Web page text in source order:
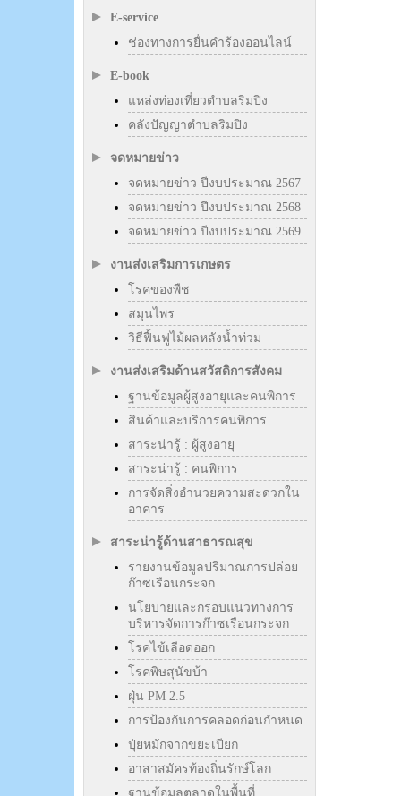
E-service
ช่องทางการยื่นคำร้องออนไลน์
E-book
แหล่งท่องเที่ยวตำบลริมปิง
คลังปัญญาตำบลริมปิง
จดหมายข่าว
จดหมายข่าว ปีงบประมาณ 2567
จดหมายข่าว ปีงบประมาณ 2568
จดหมายข่าว ปีงบประมาณ 2569
งานส่งเสริมการเกษตร
โรคของพืช
สมุนไพร
วิธีฟื้นฟูไม้ผลหลังน้ำท่วม
งานส่งเสริมด้านสวัสดิการสังคม
ฐานข้อมูลผู้สูงอายุและคนพิการ
สินค้าและบริการคนพิการ
สาระน่ารู้ : ผู้สูงอายุ
สาระน่ารู้ : คนพิการ
การจัดสิ่งอำนวยความสะดวกใน
อาคาร
สาระน่ารู้ด้านสาธารณสุข
รายงานข้อมูลปริมาณการปล่อย
ก๊าซเรือนกระจก
นโยบายและกรอบแนวทางการ
บริหารจัดการก๊าซเรือนกระจก
โรคไข้เลือดออก
โรคพิษสุนัขบ้า
ฝุ่น PM 2.5
การป้องกันการคลอดก่อนกำหนด
ปุ๋ยหมักจากขยะเปียก
อาสาสมัครท้องถิ่นรักษ์โลก
ฐานข้อมูลตลาดในพื้นที่